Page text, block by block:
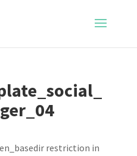
restriction in